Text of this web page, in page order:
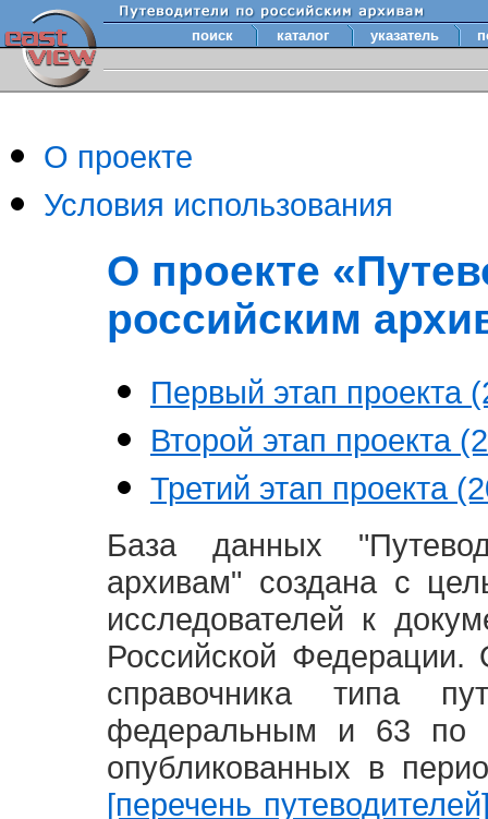
поиск каталог указатель
О проекте
Условия использования
О проекте
российским
Первый этап проекта
Второй этап проекта
Третий этап проекта
База данных
архивам" создана с
исследователей к
Российской
справочника типа
федеральным и 63 по
опубликованных в
[перечень